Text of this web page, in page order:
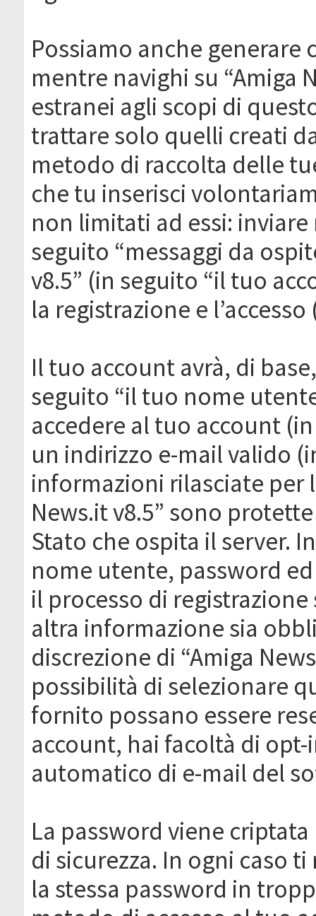
Possiamo anche
mentre navighi su “Amiga
estranei agli scopi di
trattare solo quelli creati
metodo di raccolta delle
che tu inserisci
non limitati ad essi:
seguito “messaggi da
v8.5” (in seguito “il tuo
la registrazione e
Il tuo account avrà, di
seguito “il tuo nome
accedere al tuo account
un indirizzo e-mail valido
informazioni rilasciate per
News.it v8.5” sono
Stato che ospita il server.
nome utente, password
il processo di registrazione
altra informazione sia
discrezione di “Amiga
possibilità di selezionare
fornito possano essere
account, hai facoltà di
automatico di e-mail del
La password viene
di sicurezza. In ogni caso
la stessa password in